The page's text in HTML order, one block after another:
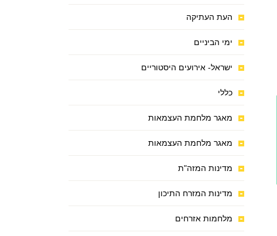
העת העתיקה
ימי הביניים
ישראל- אירועים היסטוריים
כללי
מאגר מלחמת העצמאות
מאגר מלחמת העצמאות
מדינות המזה"ת
מדינות המזרח התיכון
מלחמות אזרחים